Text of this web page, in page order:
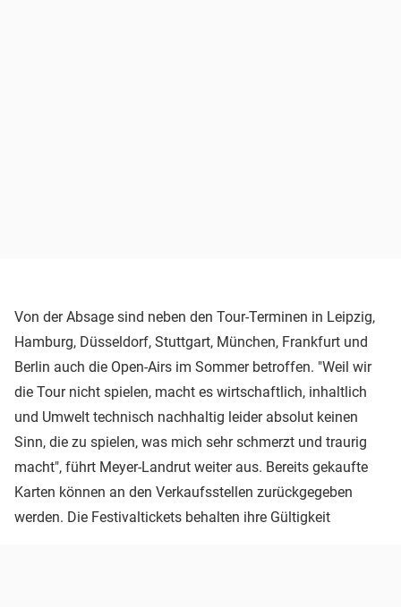
Von der Absage sind neben den Tour-Terminen in Leipzig,
Hamburg, Düsseldorf, Stuttgart, München, Frankfurt und
Berlin auch die Open-Airs im Sommer betroffen. "Weil wir
die Tour nicht spielen, macht es wirtschaftlich, inhaltlich
und Umwelt technisch nachhaltig leider absolut keinen
Sinn, die zu spielen, was mich sehr schmerzt und traurig
macht", führt Meyer-Landrut weiter aus. Bereits gekaufte
Karten können an den Verkaufsstellen zurückgegeben
werden. Die Festivaltickets behalten ihre Gültigkeit